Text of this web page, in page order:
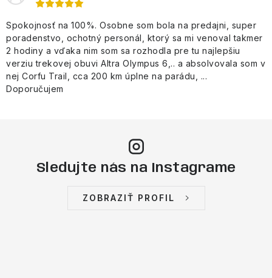
Spokojnosť na 100%. Osobne som bola na predajni, super
poradenstvo, ochotný personál, ktorý sa mi venoval takmer
2 hodiny a vďaka nim som sa rozhodla pre tu najlepšiu
verziu trekovej obuvi Altra Olympus 6,.. a absolvovala som v
nej Corfu Trail, cca 200 km úplne na parádu, ...
Doporučujem
Sledujte nás na Instagrame
ZOBRAZIŤ PROFIL